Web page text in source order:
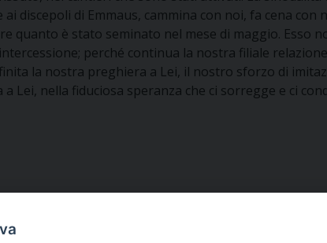
ai discepoli di Emmaus, cammina con noi, fa cena
quanto è stato seminato nel mese di maggio.
perché continua la nostra filiale
la nostra preghiera a Lei, il nostro sforzo di
a Lei, nella fiduciosa speranza che ci sorregge e ci